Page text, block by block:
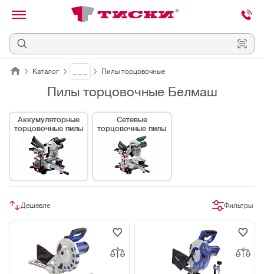
Отмена
на
QR-
штрихкод,
расположенный
ценнике,
товаре
упаковке.
Каталог Пилы торцовочные
Пилы торцовочные Белмаш
Аккумуляторные
торцовочные пилы
Сетевые
торцовочные пилы
Дешевле Фильтры